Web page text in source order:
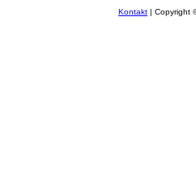
Kontakt | Copyright